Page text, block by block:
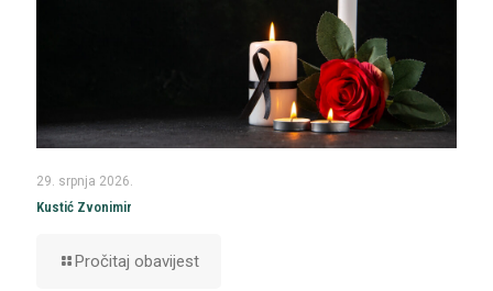
29. srpnja 2026.
Kustić Zvonimir
Pročitaj obavijest